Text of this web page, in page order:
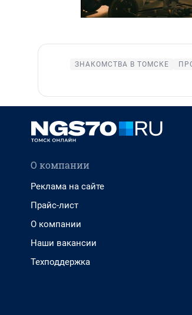
ЗНАКОМСТВА В ТОМСКЕ
О компании
Реклама на сайте
Прайс-лист
О компании
Наши вакансии
Техподдержка